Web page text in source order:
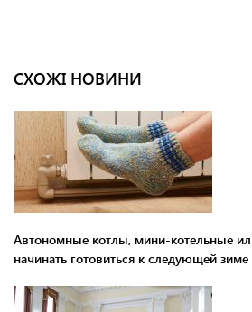
СХОЖІ НОВИНИ
Автономные котлы, мини-котельные
начинать готовиться к следующей